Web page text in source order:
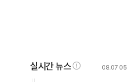
실시간 뉴스 08.07